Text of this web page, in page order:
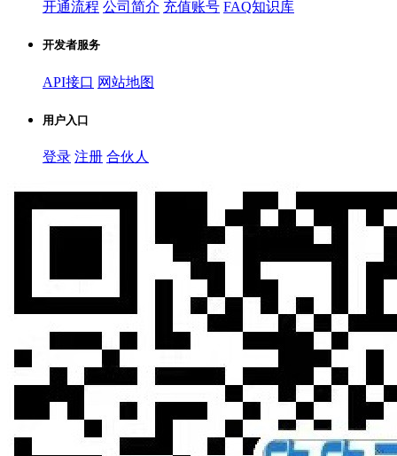
开通流程 公司简介 充值账号 FAQ知识库
开发者服务
API接口 网站地图
用户入口
登录 注册 合伙人